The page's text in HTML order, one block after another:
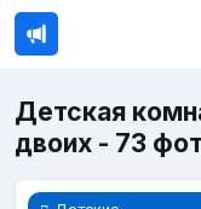
Детская
двоих - 73